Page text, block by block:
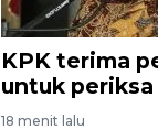
KPK terima
untuk
18 menit lalu